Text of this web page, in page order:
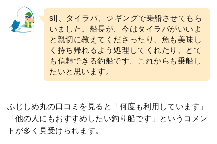
slj、タイラバ、ジギングで乗船させてもら
いました。船長が、今はタイラバがいいよ
と親切に教えてくださったり、魚も美味し
く持ち帰れるよう処理してくれたり、とて
も信頼できる釣船です。これからも乗船し
たいと思います。
ふじしめ丸の口コミを見ると「何度も利用しています」
「他の人にもおすすめしたい釣り船です」というコメン
トが多く見受けられます。